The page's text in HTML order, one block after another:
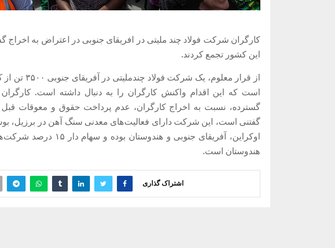
کارگران شرکت فولاد چند ملیتی در افریقای جنوبی در اعتراض به اخراج
این کشور تجمع کردند.
از قرار معلوم،
است که این اقدام واکنش کارگران را به دنبال داشته است.
گسترده، نسبت به اخراج کارگران،‌ عدم پرداخت حقوق و معوقات قبل
گفتنی است، این شرکت دارای فعالیت‌های معدنی سنگ آهن در برزیل،
اوکراین، آفریقای جنوبی و
هندوستان است.
اشتراک گذاری